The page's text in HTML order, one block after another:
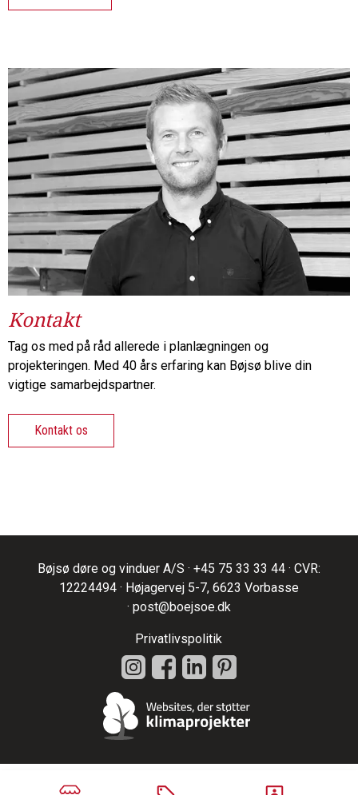
Kontakt
Tag os med på råd allerede i planlægningen og
projekteringen. Med 40 års erfaring kan Bøjsø blive din
vigtige samarbejdspartner.
Kontakt os
Bøjsø døre og vinduer A/S · +45 75 33 33 44· CVR:
12224494 · Højagervej 5-7, 6623 Vorbasse
· post@boejsoe.dk
Privatlivspolitik